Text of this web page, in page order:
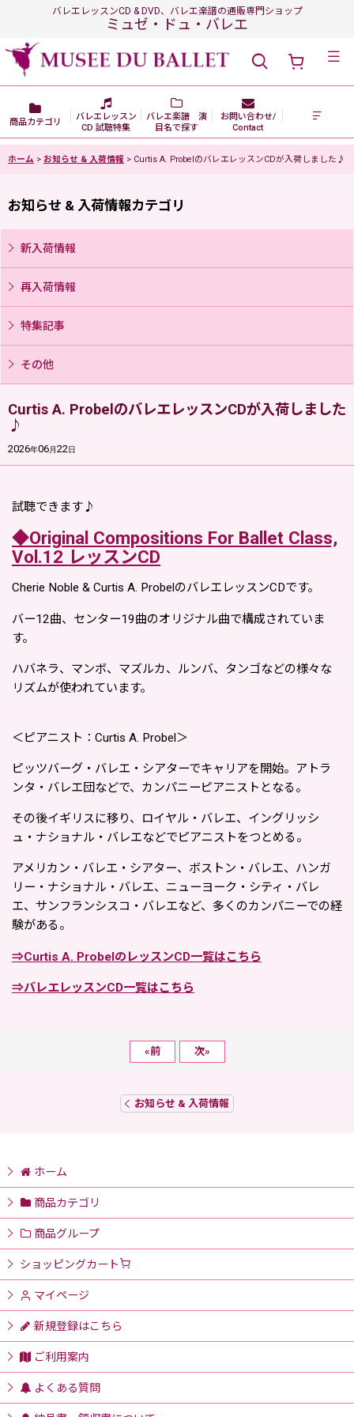
バレエレッスンCD & DVD、バレエ楽譜の通販専門ショップ
ミュゼ・ドュ・バレエ
商品カテゴリ
バレエレッスン
CD 試聴特集
バレエ楽譜 演
目名で探す
お問い合わせ/
Contact
ホーム > お知らせ & 入荷情報 > Curtis A. ProbelのバレエレッスンCDが入荷しました♪
Curtis A. ProbelのバレエレッスンCDが入荷しました
♪
2026年06月22日
試聴できます♪
◆Original Compositions For Ballet Class,
Vol.12 レッスンCD
Cherie Noble & Curtis A. ProbelのバレエレッスンCDです。
バー12曲、センター19曲のオリジナル曲で構成されていま
す。
ハバネラ、マンボ、マズルカ、ルンバ、タンゴなどの様々な
リズムが使われています。
＜ピアニスト：Curtis A. Probel＞
ピッツバーグ・バレエ・シアターでキャリアを開始。アトラ
ンタ・バレエ団などで、カンパニーピアニストとなる。
その後イギリスに移り、ロイヤル・バレエ、イングリッシ
ュ・ナショナル・バレエなどでピアニストをつとめる。
アメリカン・バレエ・シアター、ボストン・バレエ、ハンガ
リー・ナショナル・バレエ、ニューヨーク・シティ・バレ
エ、サンフランシスコ・バレエなど、多くのカンパニーでの経
験がある。
⇒Curtis A. ProbelのレッスンCD一覧はこちら
⇒バレエレッスンCD一覧はこちら
«前 次»
お知らせ & 入荷情報
お知らせ & 入荷情報カテゴリ
新入荷情報
再入荷情報
特集記事
その他
ホーム
商品カテゴリ
商品グループ
ショッピングカート
マイページ
新規登録はこちら
ご利用案内
よくある質問